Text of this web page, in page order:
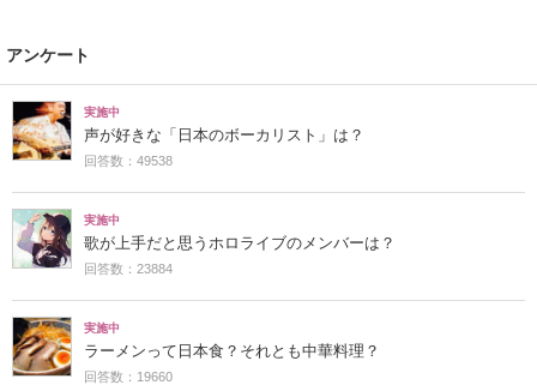
アンケート
実施中
声が好きな「日本のボーカリスト」は？
回答数：49538
実施中
歌が上手だと思うホロライブのメンバーは？
回答数：23884
実施中
ラーメンって日本食？それとも中華料理？
回答数：19660